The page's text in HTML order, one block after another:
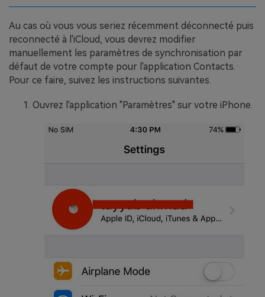
Au cas où vous vous seriez récemment déconnecté puis
reconnecté à l'iCloud, vous devrez modifier
manuellement les paramètres de synchronisation par
défaut de votre compte pour l'application Contacts.
Pour ce faire, suivez les instructions suivantes.
Ouvrez l'application "Paramètres" sur votre iPhone.